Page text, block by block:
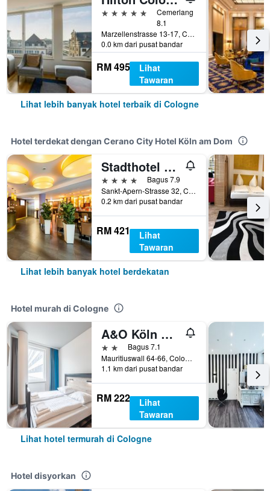
5 bintang
Cemerlang
8.1
Marzellenstrasse 13-17, Cologne, North Rhine-Westphalia, Jerman
0.0 km dari pusat bandar
RM 495
Lihat
Tawaran
Lihat lebih banyak hotel terbaik di Cologne
Hotel terdekat dengan Cerano City Hotel Köln am Dom
Stadthotel am Römerturm
4 bintang
Bagus 7.9
Sankt-Apern-Strasse 32, Cologne, North Rhine-Westphalia, Jerman
0.2 km dari pusat bandar
RM 421
Lihat
Tawaran
Lihat lebih banyak hotel berdekatan
Hotel murah di Cologne
A&O Köln Neumarkt
2 bintangBagus 7.1
Mauritiuswall 64-66, Cologne, North Rhine-Westphalia, Jerman
1.1 km dari pusat bandar
RM 222
Lihat
Tawaran
Lihat hotel termurah di Cologne
Hotel disyorkan